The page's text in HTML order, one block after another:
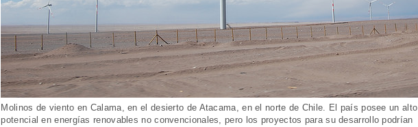
Molinos de viento en Calama, en el desierto de Atacama, en el norte de Chile. El país posee un alto
potencial en energías renovables no convencionales, pero los proyectos para su desarrollo podrían